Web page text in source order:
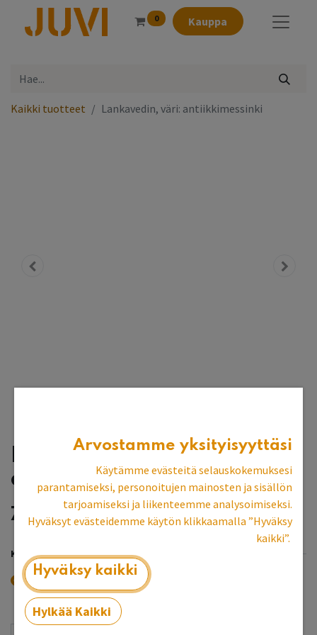
0 Kauppa
Kaikki tuotteet Lankavedin, väri: antiikkimessinki
Lankavedin, väri:
antiikkimessinki
7,97€
KOKO
Iso Pieni
Arvostamme yksityisyyttäsi
Käytämme evästeitä selauskokemuksesi
parantamiseksi, personoitujen mainosten ja sisällön
tarjoamiseksi ja liikenteemme analysoimiseksi.
Hyväksyt evästeidemme käytön klikkaamalla ”Hyväksy
kaikki”.
Hyväksy kaikki
Hylkää Kaikki